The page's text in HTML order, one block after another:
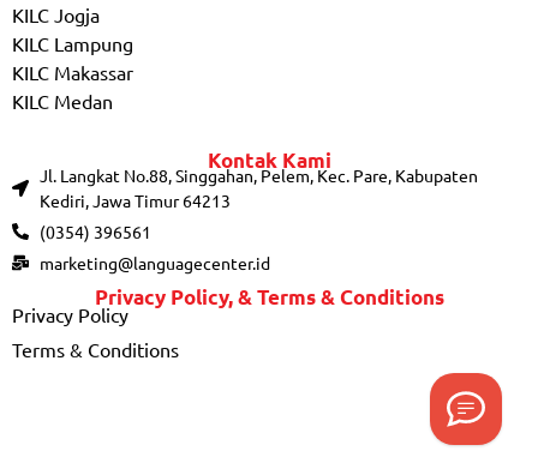
KILC Jogja
KILC Lampung
KILC Makassar
KILC Medan
Kontak Kami
Jl. Langkat No.88, Singgahan, Pelem, Kec. Pare, Kabupaten
Kediri, Jawa Timur 64213
(0354) 396561
marketing@languagecenter.id
Privacy Policy, & Terms & Conditions
Privacy Policy
Terms & Conditions